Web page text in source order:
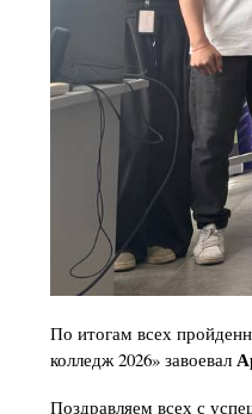
По итогам всех
колледж 2026» завоевал
Поздравляем всех с